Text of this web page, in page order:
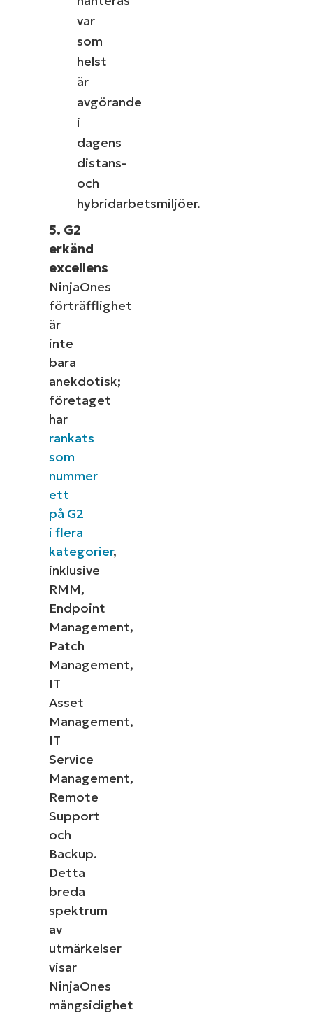
var
som
helst
är
avgörande
i
dagens
distans-
och
hybridarbetsmiljöer.
5. G2
erkänd
excellens
NinjaOnes
förträfflighet
är
inte
bara
anekdotisk;
företaget
har
rankats
som
nummer
ett
på G2
i flera
kategorier,
inklusive
RMM,
Endpoint
Management,
Patch
Management,
IT
Asset
Management,
IT
Service
Management,
Remote
Support
och
Backup.
Detta
breda
spektrum
av
utmärkelser
visar
NinjaOnes
mångsidighet